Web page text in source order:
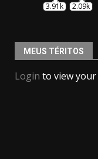
3.91k 2.09k
MEUS TÉRITOS
Login to view your